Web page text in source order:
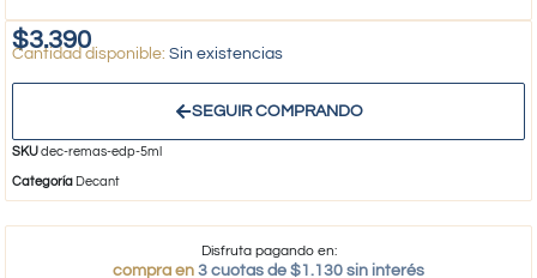
$3.390 Sin existencias
SEGUIR COMPRANDO
SKUdec-remas-edp-5ml
Categoría Decant
Disfruta pagando en:
compra en 3 cuotas de $1.130 sin interés